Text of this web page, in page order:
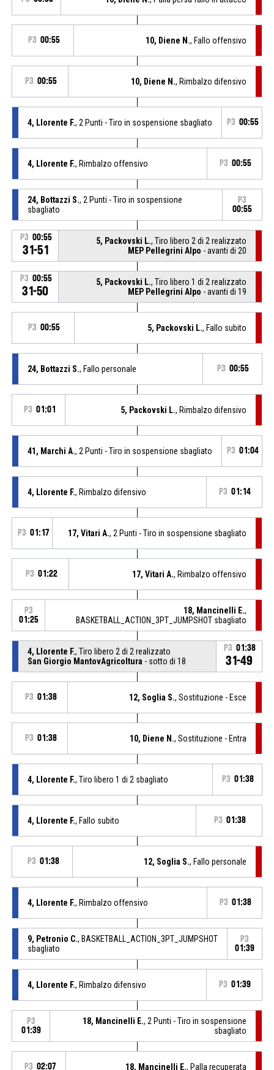
P3 00:55 10, Diene N., Fallo offensivo
P3 00:55 10, Diene N., Rimbalzo difensivo
4, Llorente F., 2 Punti - Tiro in sospensione sbagliato P3 00:55
4, Llorente F., Rimbalzo offensivo P3 00:55
24, Bottazzi S., 2 Punti - Tiro in sospensione
sbagliato
P3
00:55
P3 00:55
31-51
5, Packovski L., Tiro libero 2 di 2 realizzato
MEP Pellegrini Alpo - avanti di 20
P3 00:55
31-50
5, Packovski L., Tiro libero 1 di 2 realizzato
MEP Pellegrini Alpo - avanti di 19
P3 00:55 5, Packovski L., Fallo subito
24, Bottazzi S., Fallo personale P3 00:55
P3 01:01 5, Packovski L., Rimbalzo difensivo
41, Marchi A., 2 Punti - Tiro in sospensione sbagliato P3 01:04
4, Llorente F., Rimbalzo difensivo P3 01:14
P3 01:17 17, Vitari A., 2 Punti - Tiro in sospensione sbagliato
P3 01:22 17, Vitari A., Rimbalzo offensivo
P3
01:25
18, Mancinelli E.,
BASKETBALL_ACTION_3PT_JUMPSHOT sbagliato
4, Llorente F., Tiro libero 2 di 2 realizzato
San Giorgio MantovAgricoltura - sotto di 18
P3 01:38
31-49
P3 01:38 12, Soglia S., Sostituzione - Esce
P3 01:38 10, Diene N., Sostituzione - Entra
4, Llorente F., Tiro libero 1 di 2 sbagliato P3 01:38
4, Llorente F., Fallo subito P3 01:38
P3 01:38 12, Soglia S., Fallo personale
4, Llorente F., Rimbalzo offensivo P3 01:38
9, Petronio C., BASKETBALL_ACTION_3PT_JUMPSHOT
sbagliato
P3
01:39
4, Llorente F., Rimbalzo difensivo P3 01:39
P3
01:39
18, Mancinelli E., 2 Punti - Tiro in sospensione
sbagliato
P3 02:07 18, Mancinelli E., Palla recuperata